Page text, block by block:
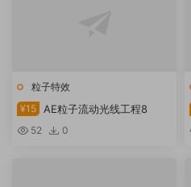
粒子特效
¥15
AE粒子流动光线工程8
52 0